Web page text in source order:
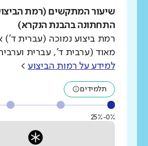
שיעור המתקשים (רמת
התחתונה בהבנת הנקרא)
רמת ביצוע נמוכה (עברית ד')
מאוד (ערבית ד', עברית
למידע על רמות הביצוע >
תלמידים
0%-25%